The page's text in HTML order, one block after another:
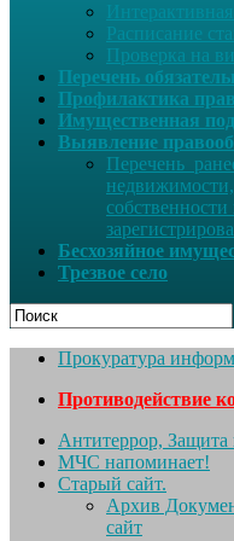
Интерактивная
Расписание
Проверка на
Перечень
Профилактика
Имущественная
Выявление
Перечень
Бесхозяйное
Трезвое село
Прокуратура
Противодействие
Антитеррор, Защита
МЧС напоминает!
Старый сайт.
Архив
сайт